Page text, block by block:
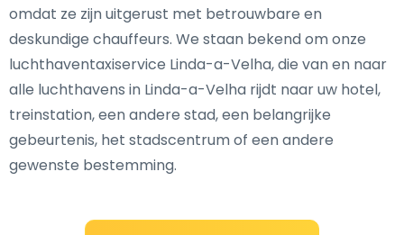
omdat ze zijn uitgerust met betrouwbare en
deskundige chauffeurs. We staan bekend om onze
luchthaventaxiservice Linda-a-Velha, die van en naar
alle luchthavens in Linda-a-Velha rijdt naar uw hotel,
treinstation, een andere stad, een belangrijke
gebeurtenis, het stadscentrum of een andere
gewenste bestemming.